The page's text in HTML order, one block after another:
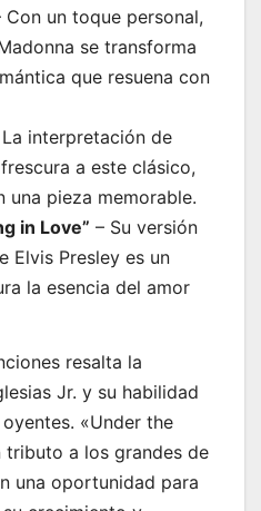
Con un toque personal,
se transforma
que resuena con
interpretación de
a este clásico,
una pieza memorable.
in Love” – Su versión
Elvis Presley es un
la esencia del amor
resalta la
Jr. y su habilidad
«Under the
tributo a los grandes de
una oportunidad para